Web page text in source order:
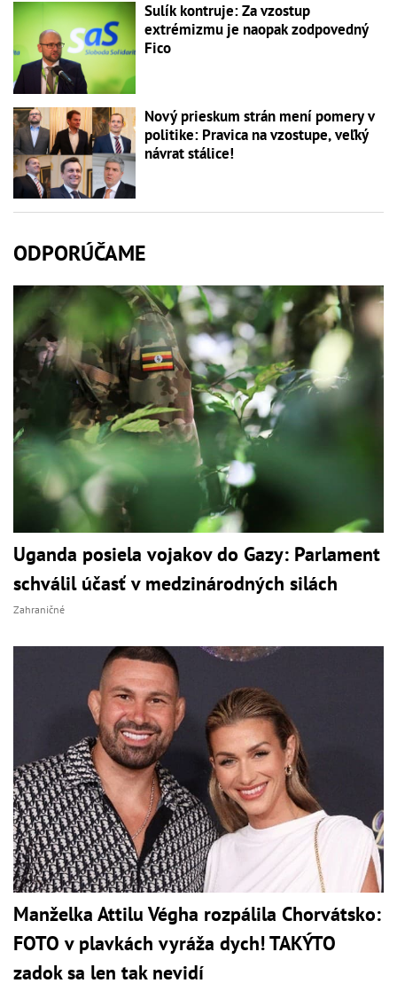
Sulík kontruje: Za vzostup
extrémizmu je naopak zodpovedný
Fico
Nový prieskum strán mení pomery v
politike: Pravica na vzostupe, veľký
návrat stálice!
ODPORÚČAME
Uganda posiela vojakov do Gazy: Parlament
schválil účasť v medzinárodných silách
Zahraničné
Manželka Attilu Végha rozpálila Chorvátsko:
FOTO v plavkách vyráža dych! TAKÝTO
zadok sa len tak nevidí